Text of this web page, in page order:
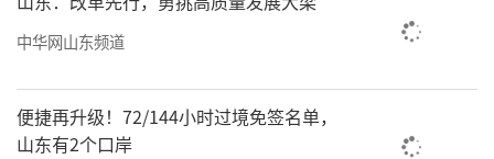
中华网山东频道
便捷再升级！72/144小时过境免签名单，
山东有2个口岸